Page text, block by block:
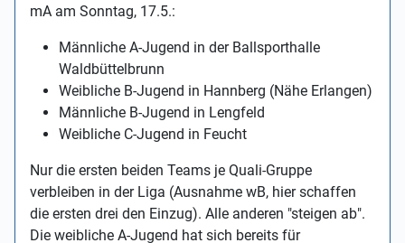
mA am Sonntag, 17.5.:
Männliche A-Jugend in der Ballsporthalle
Waldbüttelbrunn
Weibliche B-Jugend in Hannberg (Nähe Erlangen)
Männliche B-Jugend in Lengfeld
Weibliche C-Jugend in Feucht
Nur die ersten beiden Teams je Quali-Gruppe
verbleiben in der Liga (Ausnahme wB, hier schaffen
die ersten drei den Einzug). Alle anderen "steigen ab".
Die weibliche A-Jugend hat sich bereits für